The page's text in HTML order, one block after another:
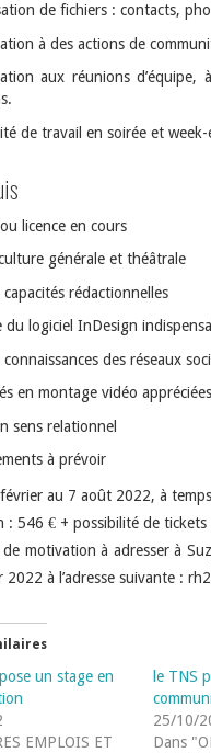
de fichiers : contacts,
à des actions de
aux réunions
de travail en soirée et week-
licence en cours
générale et théâtrale
capacités rédactionnelles
du logiciel InDesign
connaissances des réseaux
en montage vidéo appréciées
sens relationnel
à prévoir
au 7 août 2022, à
: 546 € + possibilité de
motivation à adresser à
2022 à l’adresse suivante :
un stage en
EMPLOIS ET
le TNS
25/10/
Dans